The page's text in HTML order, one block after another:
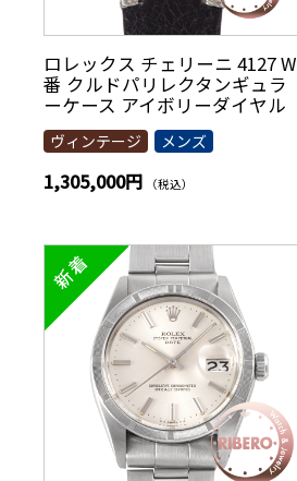
ロレックス チェリーニ 4127 W
番 クルドパリレクタンギュラ
ーケース アイボリーダイヤル
ヴィンテージ メンズ
1,305,000円 （税込）